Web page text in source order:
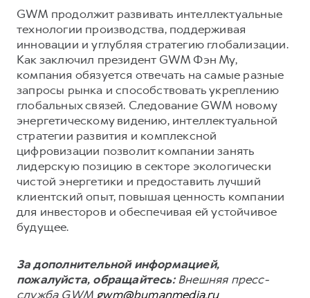
GWM продолжит развивать интеллектуальные
технологии производства, поддерживая
инновации и углубляя стратегию глобализации.
Как заключил президент GWM Фэн Му,
компания обязуется отвечать на самые разные
запросы рынка и способствовать укреплению
глобальных связей. Следование GWM новому
энергетическому видению, интеллектуальной
стратегии развития и комплексной
цифровизации позволит компании занять
лидерскую позицию в секторе экологически
чистой энергетики и предоставить лучший
клиентский опыт, повышая ценность компании
для инвесторов и обеспечивая ей устойчивое
будущее.
За дополнительной информацией,
пожалуйста, обращайтесь: Внешняя пресс-
служба GWM gwm@bumanmedia.ru